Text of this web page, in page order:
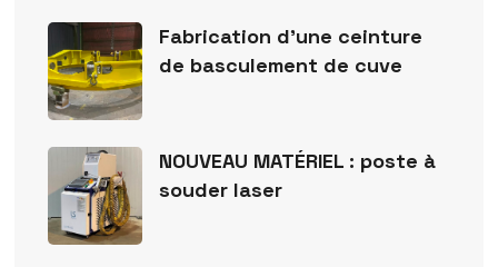
Fabrication d’une ceinture
de basculement de cuve
NOUVEAU MATÉRIEL : poste à
souder laser